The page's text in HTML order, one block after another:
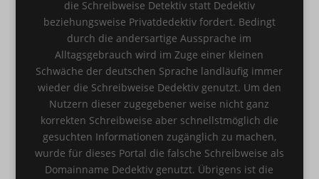
die Schreibweise Detektiv statt Dedektiv
beziehungsweise Privatdedektiv fordert. Bedingt
durch die andersartige Aussprache im
Alltagsgebrauch wird im Zuge einer kleinen
Schwäche der deutschen Sprache landläufig immer
wieder die Schreibweise Dedektiv genutzt. Um den
Nutzern dieser zugegebener weise nicht ganz
korrekten Schreibweise aber schnellstmöglich die
gesuchten Informationen zugänglich zu machen,
wurde für dieses Portal die falsche Schreibweise als
Domainname Dedektiv genutzt. Übrigens ist die